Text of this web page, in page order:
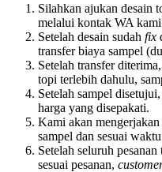
Silahkan ajukan desain
melalui kontak WA kami
Setelah desain sudah fix
transfer biaya sampel
Setelah transfer
topi terlebih dahulu,
Setelah sampel
harga yang disepakati.
Kami akan mengerjakan
sampel dan sesuai
Setelah seluruh
sesuai pesanan,